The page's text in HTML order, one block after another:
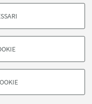
sul sito, per analisi
- Università di
- PI: 01131710376 - CF:
sito e accessibilità